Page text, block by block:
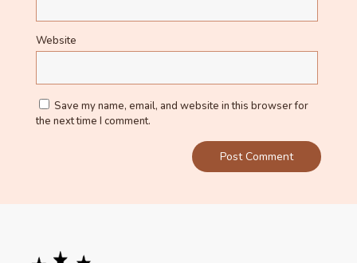
Website
Save my name, email, and website in this browser for
the next time I comment.